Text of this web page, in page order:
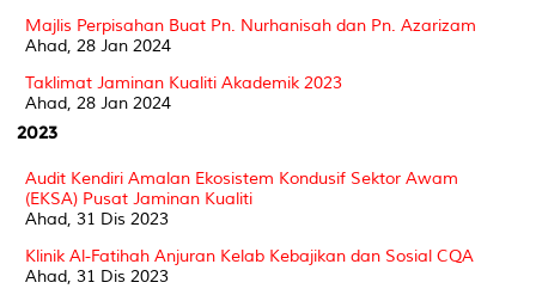
Majlis Perpisahan Buat Pn. Nurhanisah dan Pn. Azarizam
Ahad, 28 Jan 2024
Taklimat Jaminan Kualiti Akademik 2023
Ahad, 28 Jan 2024
2023
Audit Kendiri Amalan Ekosistem Kondusif Sektor Awam
(EKSA) Pusat Jaminan Kualiti
Ahad, 31 Dis 2023
Klinik Al-Fatihah Anjuran Kelab Kebajikan dan Sosial CQA
Ahad, 31 Dis 2023